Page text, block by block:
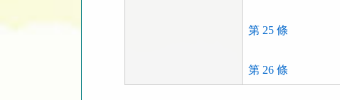
第 25 條
第 26 條